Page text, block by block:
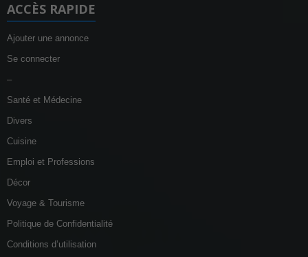
ACCÈS RAPIDE
Ajouter une annonce
Se connecter
–
Santé et Médecine
Divers
Cuisine
Emploi et Professions
Décor
Voyage & Tourisme
Politique de Confidentialité
Conditions d’utilisation